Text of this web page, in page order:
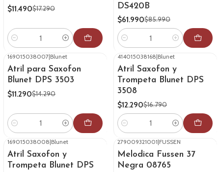
$11.490$17.290
Cantidad
DS420B
$61.990$85.990
Cantidad
169015038007|Blunet
Atril para Saxofon
Blunet DPS 3503
$11.290$14.290
Cantidad
414015038168|Blunet
Atril Saxofon y
Trompeta Blunet DPS
3508
$12.290$16.790
Cantidad
169015038008|Blunet
Atril Saxofon y
Trompeta Blunet DPS
279009321001|FUSSEN
Melodica Fussen 37
Negra 08765